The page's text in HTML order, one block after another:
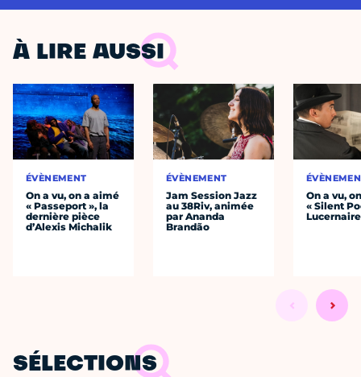
À LIRE AUSSI
ÉVÈNEMENT
On a vu, on a aimé
« Passeport », la
dernière pièce
d’Alexis Michalik
ÉVÈNEMENT
Jam Session Jazz
au 38Riv, animée
par Ananda
Brandão
On a vu,
« Silent
Lucernaire
SÉLECTIONS